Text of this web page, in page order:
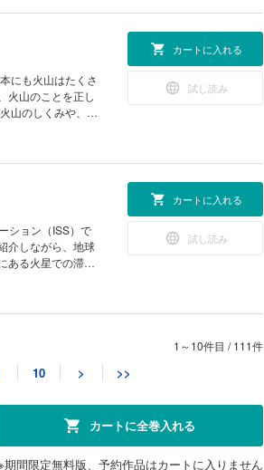
ットFUN！ すこ
ひろば まんが
形に注目してみ
にKoKa編集部が
教室ですぐでき
ん、レーザーを
のバニラ たくさ
れた！ ポケデ
視（実践編） 子
！生き残る技
はナゼ？ KoKaひ
じ込み付録］悪
しよう！ 見る＆
にも火山はたくさ
火山のことを正し
山のしくみや、噴
ぽはどのように使
うなのです。そ
で学ぼうSDGs 最
ィのひまつぶし実
イロの温度が下
算マジックにチ
くわく理科授業 キ
カートに入れる
試し読み
ション（ISS）で
介しながら、地球
ある火星での滞在
目されている麻雀
よう！ [新連載]ひ
ートナー企業で研
の動物 ラクダ 読
いるようで似て
生き残る技術 災
カートに入れる
試し読み
もよく並ぶキノ
れた泥の地層のこ
た！ 過去の気候に
に考えてみませ
カートに入れる
1～10件目 /111件
10 > >>
カートに全巻入れる
期間限定無料版、予約作品はカートに入りません